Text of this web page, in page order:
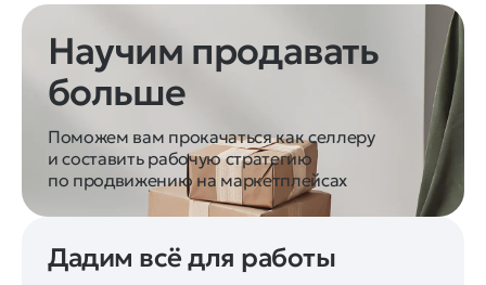
Научим продавать
больше
Поможем вам прокачаться как селлеру
и составить рабочую стратегию
по продвижению на маркетплейсах
Дадим всё для работы